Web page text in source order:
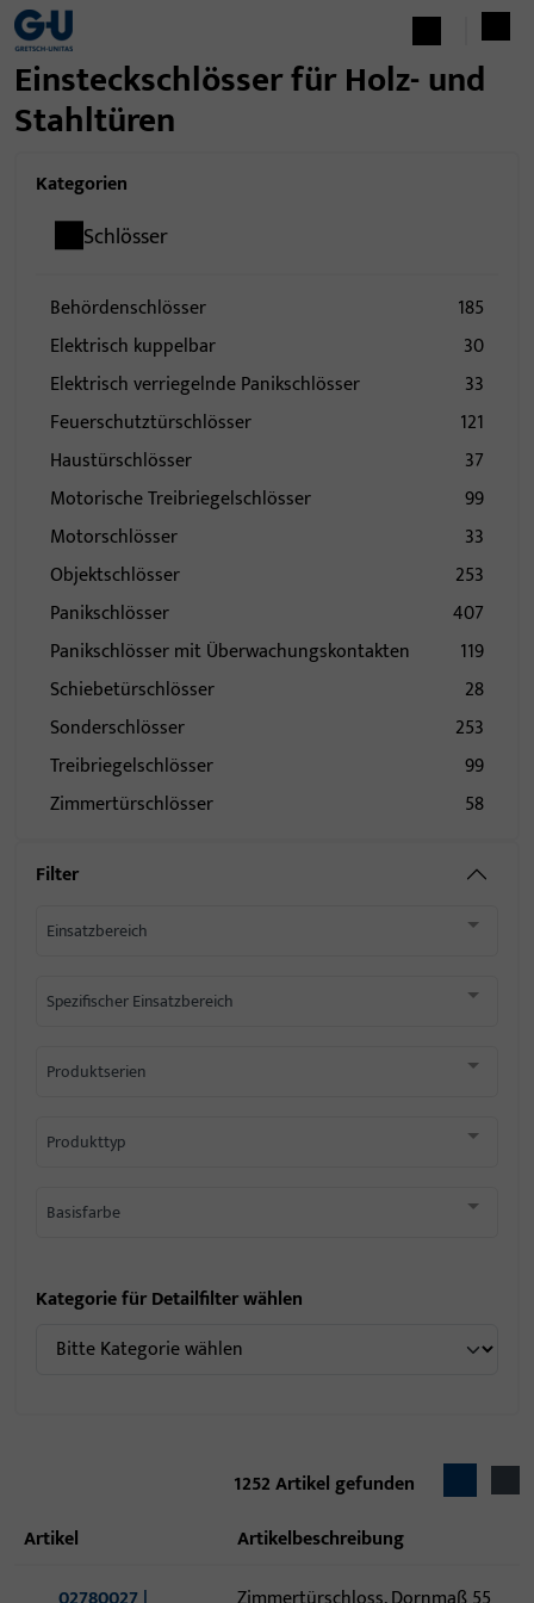
Einsteckschlösser für Holz- und
Stahltüren
Kategorien
Schlösser
Behördenschlösser
185
Elektrisch kuppelbar
30
Elektrisch verriegelnde Panikschlösser
33
Feuerschutztürschlösser
121
Haustürschlösser
37
Motorische Treibriegelschlösser
99
Motorschlösser
33
Objektschlösser
253
Panikschlösser
407
Panikschlösser mit Überwachungskontakten
119
Schiebetürschlösser
28
Sonderschlösser
253
Treibriegelschlösser
99
Zimmertürschlösser
58
Filter
Einsatzbereich
Spezifischer Einsatzbereich
Produktserien
Produkttyp
Basisfarbe
Kategorie für Detailfilter wählen
1252Artikel gefunden
Artikel
Artikelbeschreibung